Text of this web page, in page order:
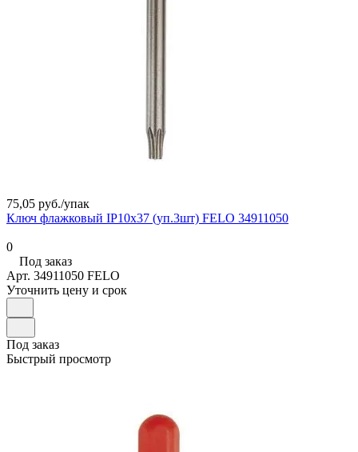
75,05 руб./упак
Ключ флажковый IP10х37 (уп.3шт) FELO 34911050
0
Под заказ
Арт. 34911050 FELO
Уточнить цену и срок
Под заказ
Быстрый просмотр